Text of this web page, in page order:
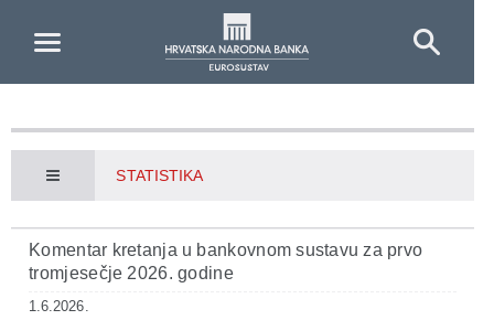
STATISTIKA
Komentar kretanja u bankovnom sustavu za prvo
tromjesečje 2026. godine
1.6.2026.